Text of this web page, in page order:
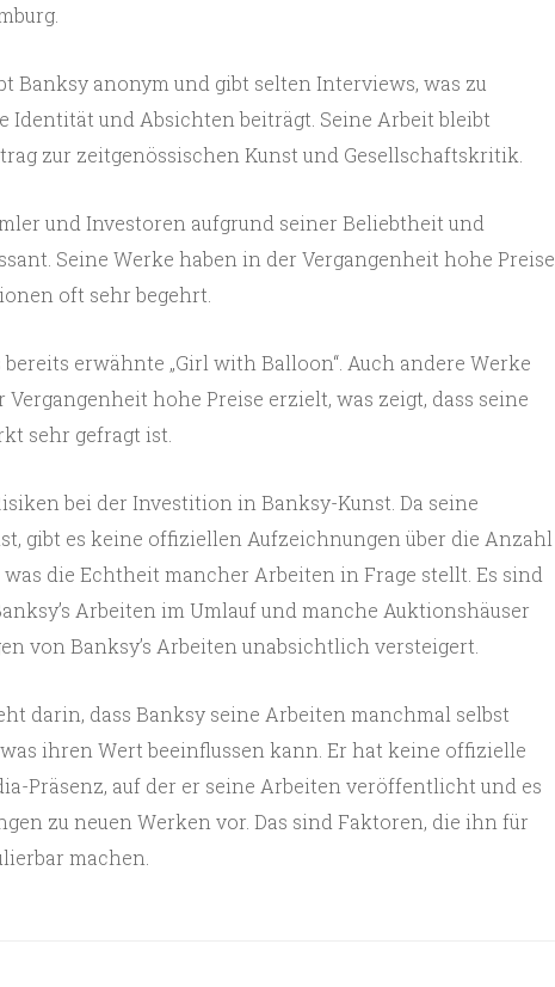
Banksy anonym und gibt selten Interviews, was zu
Identität und Absichten beiträgt. Seine Arbeit bleibt
zur zeitgenössischen Kunst und Gesellschaftskritik.
und Investoren aufgrund seiner Beliebtheit und
Seine Werke haben in der Vergangenheit hohe Preise
oft sehr begehrt.
erwähnte „Girl with Balloon“. Auch andere Werke
hohe Preise erzielt, was zeigt, dass seine
sehr gefragt ist.
bei der Investition in Banksy-Kunst. Da seine
gibt es keine offiziellen Aufzeichnungen über die Anzahl
die Echtheit mancher Arbeiten in Frage stellt. Es sind
Arbeiten im Umlauf und manche Auktionshäuser
von Banksy’s Arbeiten unabsichtlich versteigert.
darin, dass Banksy seine Arbeiten manchmal selbst
ihren Wert beeinflussen kann. Er hat keine offizielle
Präsenz, auf der er seine Arbeiten veröffentlicht und es
zu neuen Werken vor. Das sind Faktoren, die ihn für
machen.